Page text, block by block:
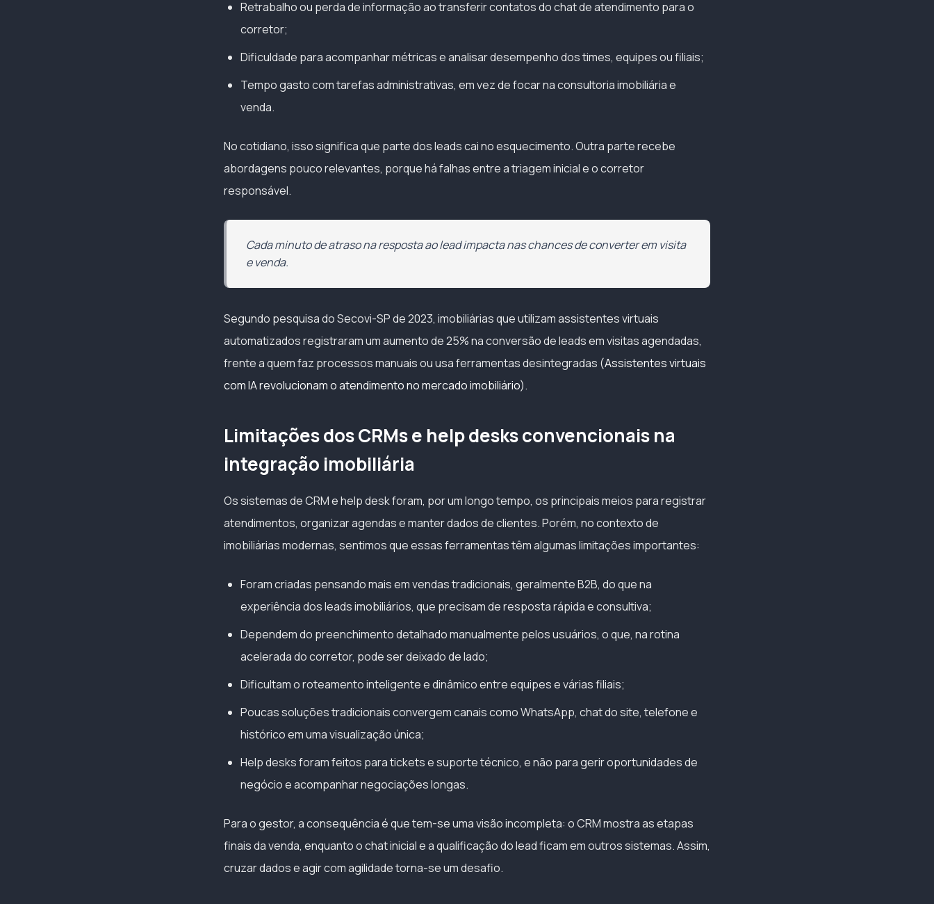
Retrabalho ou perda de informação ao transferir contatos do chat de atendimento para o
corretor;
Dificuldade para acompanhar métricas e analisar desempenho dos times, equipes ou filiais;
Tempo gasto com tarefas administrativas, em vez de focar na consultoria imobiliária e
venda.
No cotidiano, isso significa que parte dos leads cai no esquecimento. Outra parte recebe
abordagens pouco relevantes, porque há falhas entre a triagem inicial e o corretor
responsável.
Cada minuto de atraso na resposta ao lead impacta nas chances de converter em visita
e venda.
Segundo pesquisa do Secovi-SP de 2023, imobiliárias que utilizam assistentes virtuais
automatizados registraram um aumento de 25% na conversão de leads em visitas agendadas,
frente a quem faz processos manuais ou usa ferramentas desintegradas (Assistentes virtuais
com IA revolucionam o atendimento no mercado imobiliário).
Limitações dos CRMs e help desks convencionais na
integração imobiliária
Os sistemas de CRM e help desk foram, por um longo tempo, os principais meios para registrar
atendimentos, organizar agendas e manter dados de clientes. Porém, no contexto de
imobiliárias modernas, sentimos que essas ferramentas têm algumas limitações importantes:
Foram criadas pensando mais em vendas tradicionais, geralmente B2B, do que na
experiência dos leads imobiliários, que precisam de resposta rápida e consultiva;
Dependem do preenchimento detalhado manualmente pelos usuários, o que, na rotina
acelerada do corretor, pode ser deixado de lado;
Dificultam o roteamento inteligente e dinâmico entre equipes e várias filiais;
Poucas soluções tradicionais convergem canais como WhatsApp, chat do site, telefone e
histórico em uma visualização única;
Help desks foram feitos para tickets e suporte técnico, e não para gerir oportunidades de
negócio e acompanhar negociações longas.
Para o gestor, a consequência é que tem-se uma visão incompleta: o CRM mostra as etapas
finais da venda, enquanto o chat inicial e a qualificação do lead ficam em outros sistemas. Assim,
cruzar dados e agir com agilidade torna-se um desafio.